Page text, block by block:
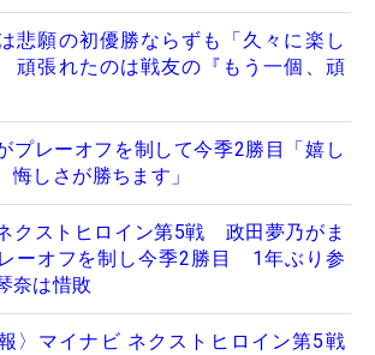
悲願の初優勝ならずも「久々に楽し
張れたのは戦友の『もう一個、頑
プレーオフを制して今季2勝目「嬉し
悔しさが勝ちます」
クストヒロイン第5戦 政田夢乃がま
ーオフを制し今季2勝目 1年ぶり参
奈は惜敗
報〉マイナビ ネクストヒロイン第5戦